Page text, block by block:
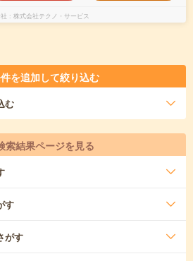
株式会社テクノ・サービス
を追加して絞り込む
む
索結果ページを見る
す
がす